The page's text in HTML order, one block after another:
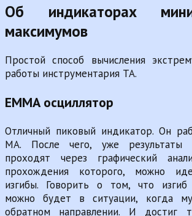
Об индикаторах
максимумов
Простой способ вычисления
работы инструментария ТА.
EMMA осциллятор
Отличный пиковый индикатор. Он
MA. После чего, уже результаты
проходят через графический
прохождения которого, можно
изгибы. Говорить о том, что изгиб
можно будет в ситуации, когда
обратном направлении. И достиг